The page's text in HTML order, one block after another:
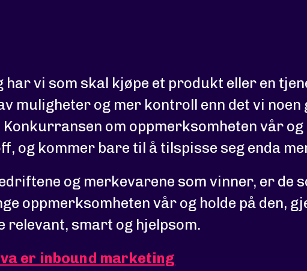
har vi som skal kjøpe et produkt eller en
muligheter og mer kontroll enn det vi noen
Konkurransen om oppmerksomheten vår
og kommer bare til å tilspisse seg enda
og merkevarene som vinner, er de
oppmerksomheten vår og holde på den,
relevant, smart og hjelpsom.
er inbound marketing